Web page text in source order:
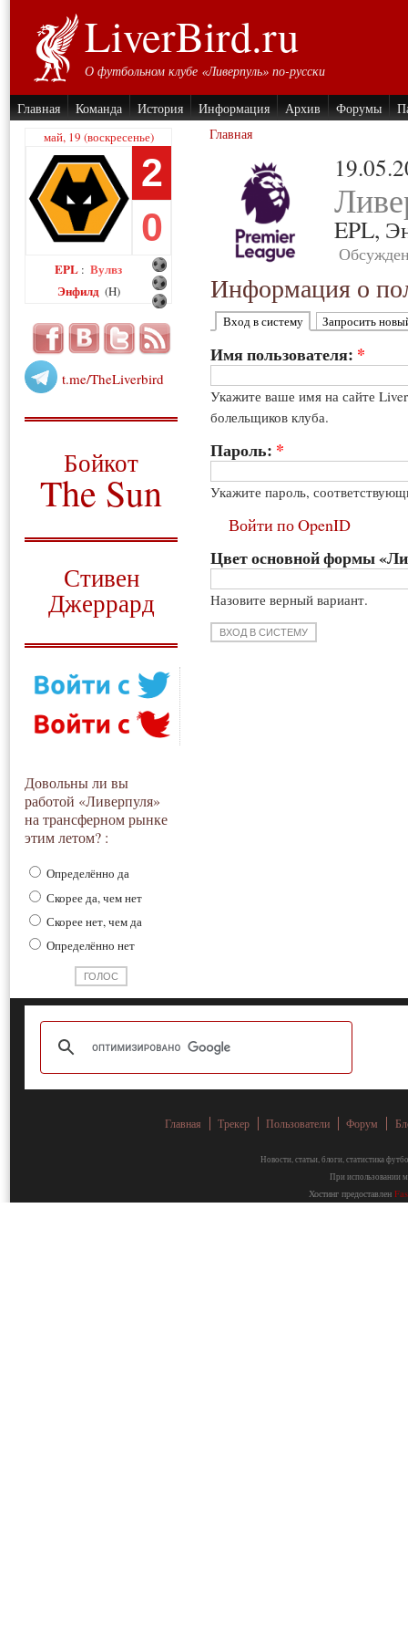
LiverBird.ru
О футбольном клубе «Ливерпуль» по-русски
Главная Команда История Информация Архив Форумы
май, 19 (воскресенье)
2
0
EPL : Вулвз
Энфилд (H)
t.me/TheLiverbird
Бойкот
The Sun
Стивен
Джеррард
Довольны ли вы
работой «Ливерпуля»
на трансферном рынке
этим летом? :
Определённо да
Скорее да, чем нет
Скорее нет, чем да
Определённо нет
Главная
EPL,
Информация о
Вход в систему Запросить
Имя пользователя: *
Укажите ваше имя на сайте
болельщиков клуба.
Пароль: *
Укажите пароль,
Войти по OpenID
Цвет основной формы
Назовите верный вариант.
Главная Трекер Пользователи Форум
Новости, статьи, блоги, статистика
При использовании
Хостинг предоставлен